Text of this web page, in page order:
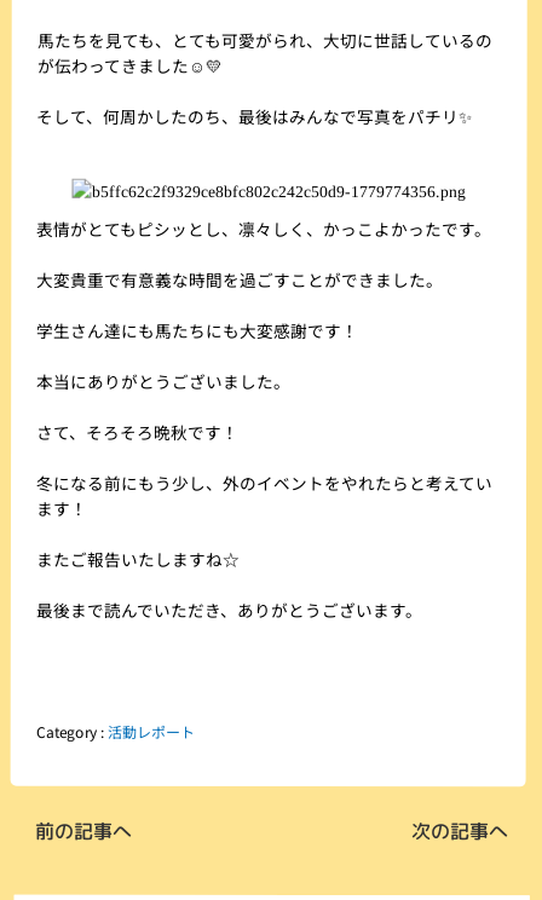
馬たちを見ても、とても可愛がられ、大切に世話しているの
が伝わってきました☺💛
そして、何周かしたのち、最後はみんなで写真をパチリ✨
表情がとてもピシッとし、凛々しく、かっこよかったです。
大変貴重で有意義な時間を過ごすことができました。
学生さん達にも馬たちにも大変感謝です！
本当にありがとうございました。
さて、そろそろ晩秋です！
冬になる前にもう少し、外のイベントをやれたらと考えてい
ます！
またご報告いたしますね☆
最後まで読んでいただき、ありがとうございます。
Category :活動レポート
前の記事へ 次の記事へ